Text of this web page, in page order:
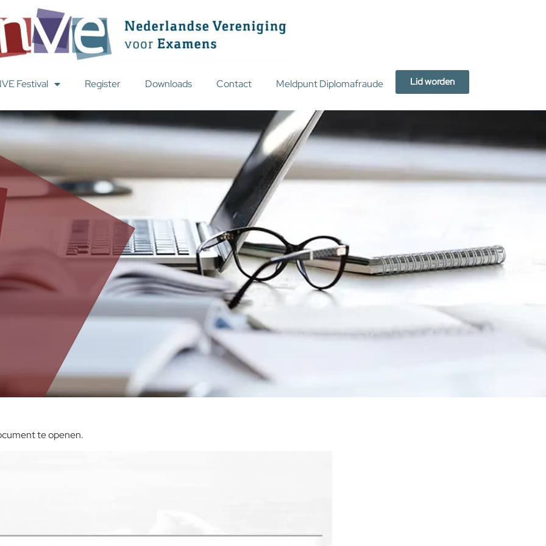
Festival Register Downloads Contact Meldpunt Diplomafraude Lid worden
te openen.